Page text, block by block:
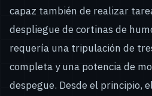
capaz también de realizar
despliegue de cortinas de
requería una tripulación de
completa y una potencia de
despegue. Desde el principio,